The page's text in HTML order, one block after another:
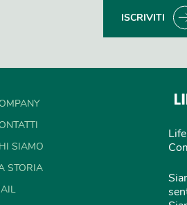
ISCRIVITI
SIAMO
STORIA